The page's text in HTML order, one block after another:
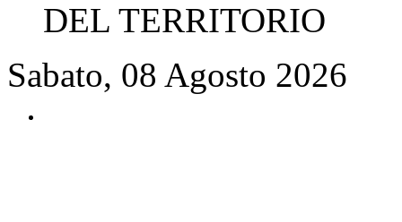
DEL TERRITORIO
Sabato, 08 Agosto 2026